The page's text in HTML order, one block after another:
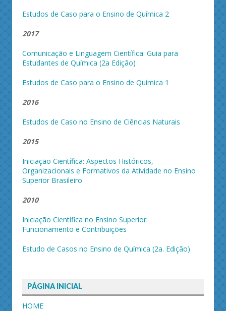
Estudos de Caso para o Ensino de Química 2
2017
Comunicação e Linguagem Científica: Guia para
Estudantes de Química (2a Edição)
Estudos de Caso para o Ensino de Química 1
2016
Estudos de Caso no Ensino de Ciências Naturais
2015
Iniciação Científica: Aspectos Históricos,
Organizacionais e Formativos da Atividade no Ensino
Superior Brasileiro
2010
Iniciação Científica no Ensino Superior:
Funcionamento e Contribuições
Estudo de Casos no Ensino de Química (2a. Edição)
PÁGINA INICIAL
HOME